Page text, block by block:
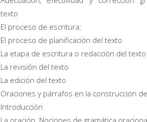
texto
El proceso de escritura:
El proceso de planificación del texto
La etapa de escritura o redacción del texto
La revisión del texto
La edición del texto
Oraciones y párrafos en la construcción
Introducción
La oración. Nociones de gramática